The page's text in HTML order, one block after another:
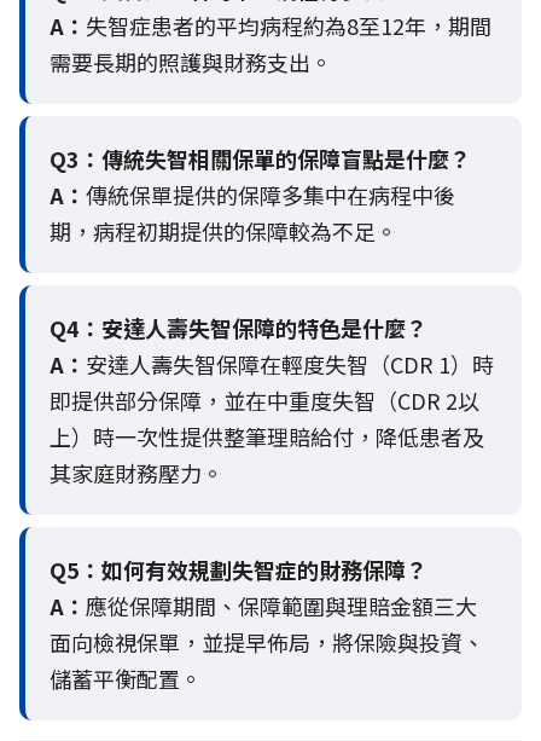
A： 失智症患者的平均病程約為8至12年，期間
需要長期的照護與財務支出。
Q3： 傳統失智相關保單的保障盲點是什麼？
A： 傳統保單提供的保障多集中在病程中後
期，病程初期提供的保障較為不足。
Q4： 安達人壽失智保障的特色是什麼？
A： 安達人壽失智保障在輕度失智（CDR 1）時
即提供部分保障，並在中重度失智（CDR 2以
上）時一次性提供整筆理賠給付，降低患者及
其家庭財務壓力。
Q5： 如何有效規劃失智症的財務保障？
A： 應從保障期間、保障範圍與理賠金額三大
面向檢視保單，並提早佈局，將保險與投資、
儲蓄平衡配置。